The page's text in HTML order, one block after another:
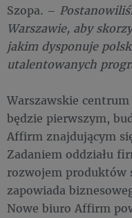
Szopa. –
Warszawie, aby
jakim dysponuje
utalentowanych
Warszawskie
będzie pierwszym,
Affirm znajdującym
Zadaniem oddziału
rozwojem produktów
zapowiada
Nowe biuro Affirm